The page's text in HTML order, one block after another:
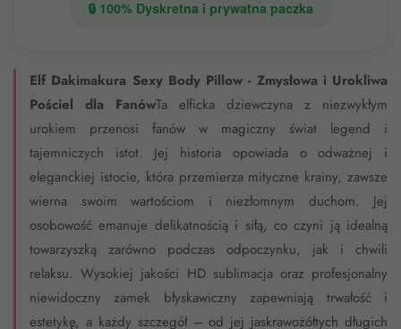
🔒 100% Dyskretna i prywatna paczka
Elf Dakimakura Sexy Body Pillow - Zmysłowa i Urokliwa
Pościel dla FanówTa elficka dziewczyna z niezwykłym
urokiem przenosi fanów w magiczny świat legend i
tajemniczych istot. Jej historia opowiada o odważnej i
eleganckiej istocie, która przemierza mityczne krainy, zawsze
wierna swoim wartościom i niezłomnym duchom. Jej
osobowość emanuje delikatnością i siłą, co czyni ją idealną
towarzyszką zarówno podczas odpoczynku, jak i chwili
relaksu. Wysokiej jakości HD sublimacja oraz profesjonalny
niewidoczny zamek błyskawiczny zapewniają trwałość i
estetykę, a każdy szczegół – od jej jaskrawożółtych długich